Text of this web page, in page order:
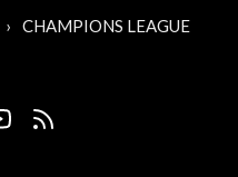
CHAMPIONS LEAGUE